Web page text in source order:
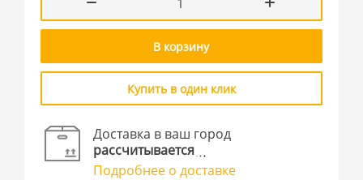
В корзину
Купить в один клик
Доставка в ваш город
рассчитывается
Подробнее о доставке